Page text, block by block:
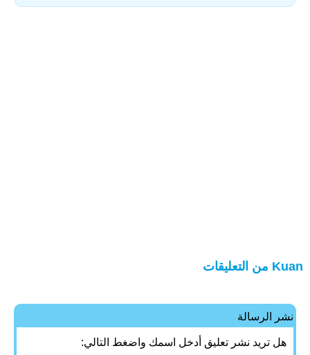
Kuan من التعليقات
نشر الرسالة
هل تريد نشر تعليق أدخل اسمك واضغط التالي: